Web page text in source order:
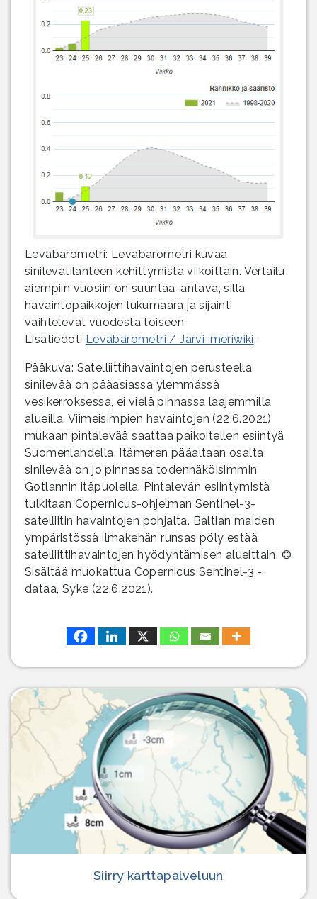
Leväbarometri: Leväbarometri kuvaa
sinilevätilanteen kehittymistä viikoittain. Vertailu
aiempiin vuosiin on suuntaa-antava, sillä
havaintopaikkojen lukumäärä ja sijainti
vaihtelevat vuodesta toiseen.
Lisätiedot: Leväbarometri / Järvi-meriwiki.
Pääkuva: Satelliittihavaintojen perusteella
sinilevää on pääasiassa ylemmässä
vesikerroksessa, ei vielä pinnassa laajemmilla
alueilla. Viimeisimpien havaintojen (22.6.2021)
mukaan pintalevää saattaa paikoitellen esiintyä
Suomenlahdella. Itämeren pääaltaan osalta
sinilevää on jo pinnassa todennäköisimmin
Gotlannin itäpuolella. Pintalevän esiintymistä
tulkitaan Copernicus-ohjelman Sentinel-3-
satelliitin havaintojen pohjalta. Baltian maiden
ympäristössä ilmakehän runsas pöly estää
satelliittihavaintojen hyödyntämisen alueittain. ©
Sisältää muokattua Copernicus Sentinel-3 -
dataa, Syke (22.6.2021).
Siirry karttapalveluun